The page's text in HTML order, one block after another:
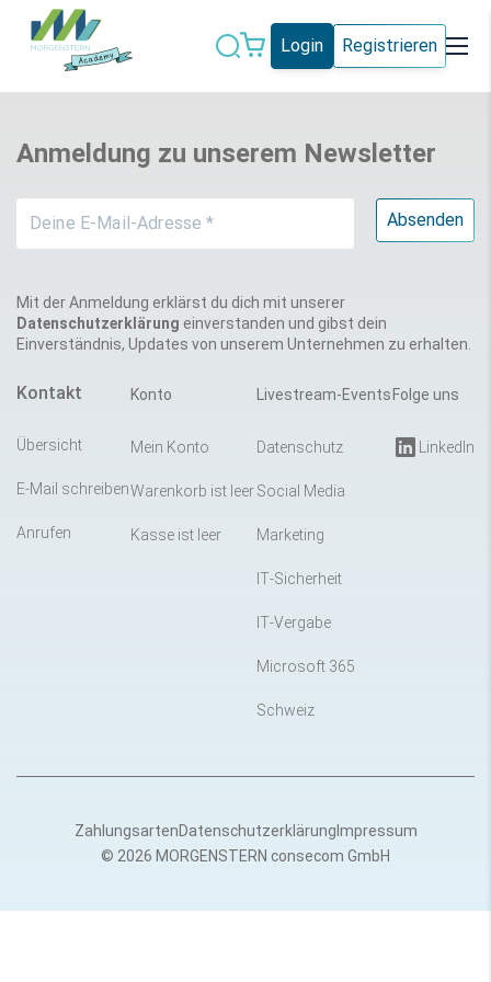
Login Registrieren
Künstliche
Microsoft 365
Schweiz Social Media
Anmeldung zu unserem Newsletter
Mit der Anmeldung erklärst du dich mit unserer
Datenschutzerklärung einverstanden und gibst dein
Einverständnis, Updates von unserem Unternehmen zu erhalten.
Kontakt
Übersicht
E-Mail schreiben
Anrufen
Konto
Mein Konto
Warenkorb ist leer
Kasse ist leer
Livestream-Events
Datenschutz
Social Media
Marketing
IT-Sicherheit
IT-Vergabe
Microsoft 365
Schweiz
Folge uns
LinkedIn
© 2026 MORGENSTERN consecom GmbH
ZahlungsartenDatenschutzerklärung Impressum